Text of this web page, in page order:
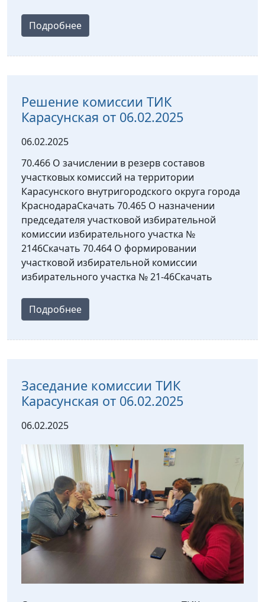
Подробнее
Решение комиссии ТИК
Карасунская от 06.02.2025
06.02.2025
70.466 О зачислении в резерв составов
участковых комиссий на территории
Карасунского внутригородского округа города
КраснодараСкачать 70.465 О назначении
председателя участковой избирательной
комиссии избирательного участка №
2146Скачать 70.464 О формировании
участковой избирательной комиссии
избирательного участка № 21-46Скачать
Подробнее
Заседание комиссии ТИК
Карасунская от 06.02.2025
06.02.2025